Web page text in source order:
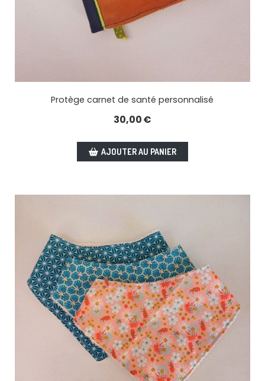
Protège carnet de santé personnalisé
30,00€
AJOUTER AU PANIER